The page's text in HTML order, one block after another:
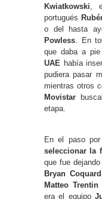
Kwiatkowski,
portugués
o del hasta
Powless. En
que daba a
UAE había
pudiera pasar
mientras otros
Movistar
etapa.
En el paso
seleccionar la
que fue
Bryan
Matteo Trentin
era el equipo